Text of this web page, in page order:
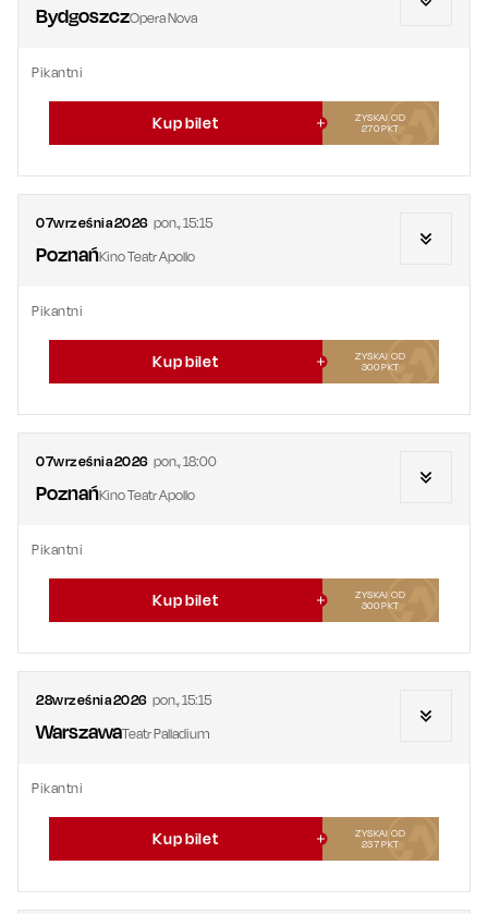
BydgoszczOpera Nova
Pikantni
Kup bilet
ZYSKAJ OD
270PKT
07września2026 pon.,15:15
PoznańKino Teatr Apollo
Pikantni
Kup bilet
ZYSKAJ OD
300PKT
07września2026 pon.,18:00
PoznańKino Teatr Apollo
Pikantni
Kup bilet
ZYSKAJ OD
300PKT
28września2026 pon.,15:15
WarszawaTeatr Palladium
Pikantni
Kup bilet
ZYSKAJ OD
237PKT